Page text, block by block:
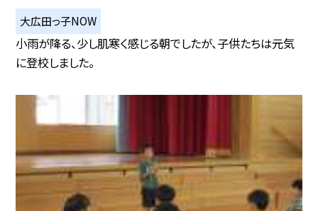
大広田っ子NOW
小雨が降る、少し肌寒く感じる朝でしたが、子供たちは元気
に登校しました。